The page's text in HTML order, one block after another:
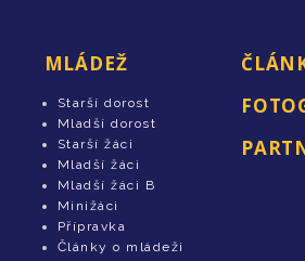
MLÁDEŽ
Starší dorost
Mladší dorost
Starší žáci
Mladší žáci
Mladší žáci B
Minižáci
Přípravka
Články o mládeži